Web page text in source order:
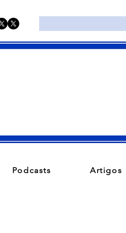
Podcasts Artigos